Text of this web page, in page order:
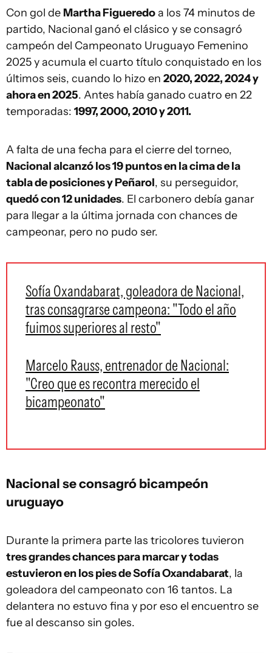
Con gol de Martha Figueredoa los 74 minutos de
partido, Nacional ganó el clásico y se consagró
campeón del Campeonato Uruguayo Femenino
2025 y acumula el cuarto título conquistado en los
últimos seis, cuando lo hizo en 2020, 2022, 2024 y
ahora en 2025. Antes había ganado cuatro en 22
temporadas: 1997, 2000, 2010 y 2011.
A falta de una fecha para el cierre del torneo,
Nacional alcanzó los 19 puntos en la cima de la
tabla de posiciones y Peñarol, su perseguidor,
quedó con 12 unidades. El carbonero debía ganar
para llegar a la última jornada con chances de
campeonar, pero no pudo ser.
Sofía Oxandabarat, goleadora de Nacional,
tras consagrarse campeona: "Todo el año
fuimos superiores al resto"
Marcelo Rauss, entrenador de Nacional:
"Creo que es recontra merecido el
bicampeonato"
Nacional se consagró bicampeón
uruguayo
Durante la primera parte las tricolores tuvieron
tres grandes chances para marcar y todas
estuvieron en los pies de Sofía Oxandabarat, la
goleadora del campeonato con 16 tantos. La
delantera no estuvo fina y por eso el encuentro se
fue al descanso sin goles.